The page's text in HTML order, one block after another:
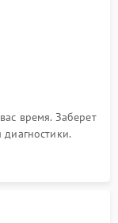
время. Заберет